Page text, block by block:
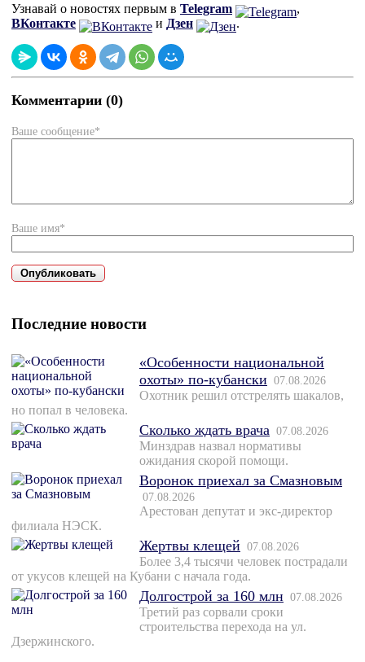
Узнавай о новостях первым в Telegram
,
ВКонтакте
и Дзен .
Комментарии (0)
Ваше сообщение*
Ваше имя*
Последние новости
«Особенности национальной
охоты» по-кубански 07.08.2026
Охотник решил отстрелять шакалов,
но попал в человека.
Сколько ждать врача 07.08.2026
Минздрав назвал нормативы
ожидания скорой помощи.
Воронок приехал за Смазновым
07.08.2026
Арестован депутат и экс-директор
филиала НЭСК.
Жертвы клещей 07.08.2026
Более 3,4 тысячи человек пострадали
от укусов клещей на Кубани с начала года.
Долгострой за 160 млн 07.08.2026
Третий раз сорвали сроки
строительства перехода на ул.
Дзержинского.